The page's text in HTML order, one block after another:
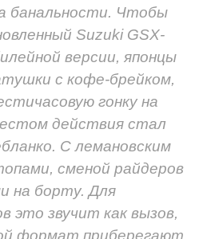
банальности. Чтобы
Suzuki GSX-
версии, японцы
с кофе-брейком,
гонку на
действия стал
С лемановским
сменой райдеров
на борту. Для
это звучит как вызов,